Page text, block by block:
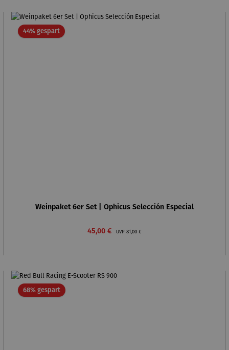
44% gespartRabatt
Weinpaket 6er Set | Ophicus Selección Especial
Verkaufspreis:
45,00 € UVP Regulärer Preis:
81,00 €
68% gespartRabatt